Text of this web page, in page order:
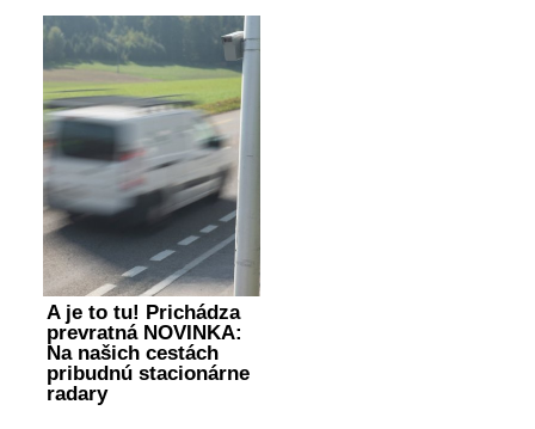
A je to tu! Prichádza
prevratná NOVINKA:
Na našich cestách
pribudnú stacionárne
radary